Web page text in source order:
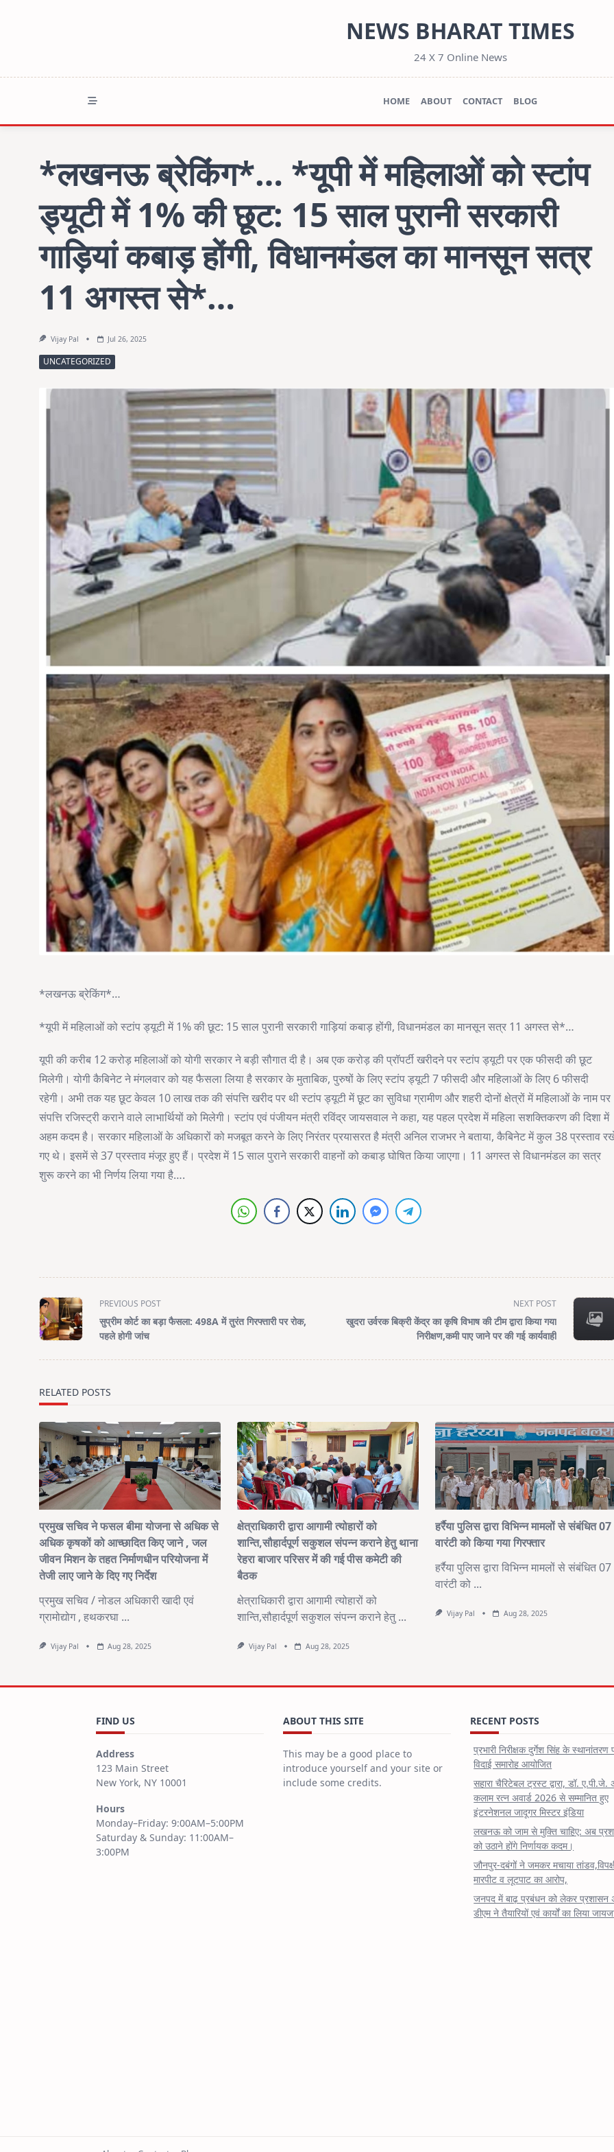
NEWS BHARAT TIMES
24 X 7 Online News
HOME ABOUT CONTACT BLOG
*लखनऊ ब्रेकिंग*… *यूपी में महिलाओं को स्टांप
ड्यूटी में 1% की छूट: 15 साल पुरानी सरकारी
गाड़ियां कबाड़ होंगी, विधानमंडल का मानसून सत्र
11 अगस्त से*…
Vijay Pal Jul 26, 2025
UNCATEGORIZED
*लखनऊ ब्रेकिंग*…
*यूपी में महिलाओं को स्टांप ड्यूटी में 1% की छूट: 15 साल पुरानी सरकारी गाड़ियां कबाड़ होंगी, विधानमंडल का मानसून सत्र 11 अगस्त से*…
यूपी की करीब 12 करोड़ महिलाओं को योगी सरकार ने बड़ी सौगात दी है। अब एक करोड़ की प्रॉपर्टी खरीदने पर स्टांप ड्यूटी पर एक फीसदी की छूट
मिलेगी। योगी कैबिनेट ने मंगलवार को यह फैसला लिया है सरकार के मुताबिक, पुरुषों के लिए स्टांप ड्यूटी 7 फीसदी और महिलाओं के लिए 6 फीसदी
रहेगी। अभी तक यह छूट केवल 10 लाख तक की संपत्ति खरीद पर थी स्टांप ड्यूटी में छूट का सुविधा ग्रामीण और शहरी दोनों क्षेत्रों में महिलाओं के नाम पर
संपत्ति रजिस्ट्री कराने वाले लाभार्थियों को मिलेगी। स्टांप एवं पंजीयन मंत्री रविंद्र जायसवाल ने कहा, यह पहल प्रदेश में महिला सशक्तिकरण की दिशा में
अहम कदम है। सरकार महिलाओं के अधिकारों को मजबूत करने के लिए निरंतर प्रयासरत है मंत्री अनिल राजभर ने बताया, कैबिनेट में कुल 38 प्रस्ताव
गए थे। इसमें से 37 प्रस्ताव मंजूर हुए हैं। प्रदेश में 15 साल पुराने सरकारी वाहनों को कबाड़ घोषित किया जाएगा। 11 अगस्त से विधानमंडल का सत्र
शुरू करने का भी निर्णय लिया गया है….
<span
class="nav-
subtitle
PREVIOUS POST
सुप्रीम कोर्ट का बड़ा फैसला: 498A में तुरंत गिरफ्तारी पर रोक,
पहले होगी जांच
NEXT POST
खुदरा उर्वरक बिक्री केंद्र का कृषि विभाष की टीम द्वारा किया गया
निरीक्षण,कमी पाए जाने पर की गई कार्यवाही
RELATED POSTS
प्रमुख सचिव ने फसल बीमा योजना से अधिक से
अधिक कृषकों को आच्छादित किए जाने , जल
जीवन मिशन के तहत निर्माणधीन परियोजना में
तेजी लाए जाने के दिए गए निर्देश
प्रमुख सचिव / नोडल अधिकारी खादी एवं
ग्रामोद्योग , हथकरघा ...
Vijay Pal Aug 28, 2025
क्षेत्राधिकारी द्वारा आगामी त्योहारों को
शान्ति,सौहार्दपूर्ण सकुशल संपन्न कराने हेतु थाना
रेहरा बाजार परिसर में की गई पीस कमेटी की
बैठक
क्षेत्राधिकारी द्वारा आगामी त्योहारों को
शान्ति,सौहार्दपूर्ण सकुशल संपन्न कराने हेतु ...
Vijay Pal Aug 28, 2025
हर्रैया पुलिस द्वारा विभिन्न मामलों से संबंधित 07
वारंटी को किया गया गिरफ्तार
हर्रैया पुलिस द्वारा विभिन्न मामलों से संबंधित 07
वारंटी को ...
Vijay Pal Aug 28, 2025
FIND US
Address
123 Main Street
New York, NY 10001
Hours
Monday–Friday: 9:00AM–5:00PM
Saturday & Sunday: 11:00AM–
3:00PM
ABOUT THIS SITE
This may be a good place to
introduce yourself and your site or
include some credits.
RECENT POSTS
प्रभारी निरीक्षक दुर्गेश सिंह के स्थानांतरण
विदाई समारोह आयोजित
सहारा चैरिटेबल ट्रस्ट द्वारा, डॉ. ए.पी.जे.
कलाम रत्न अवार्ड 2026 से सम्मानित हुए
इंटरनेशनल जादूगर मिस्टर इंडिया
लखनऊ को जाम से मुक्ति चाहिए: अब
को उठाने होंगे निर्णायक कदम।
जौनपुर-दबंगों ने जमकर मचाया
मारपीट व लूटपाट का आरोप,
जनपद में बाढ़ प्रबंधन को लेकर प्रशासन
डीएम ने तैयारियों एवं कार्यों का लिया